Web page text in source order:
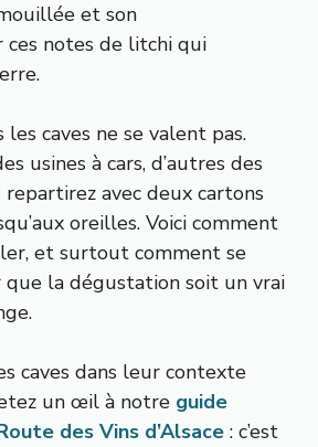
et son
notes de litchi qui
caves ne se valent pas.
usines à cars, d’autres des
avec deux cartons
oreilles. Voici comment
et surtout comment se
la dégustation soit un vrai
caves dans leur contexte
un œil à notre guide
des Vins d’Alsace : c’est